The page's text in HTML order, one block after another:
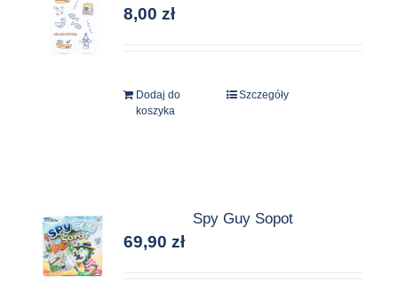
8,00zł
Dodaj do
koszyka
Szczegóły
Spy Guy Sopot
69,90zł